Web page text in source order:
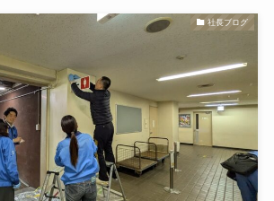
社長ブログ